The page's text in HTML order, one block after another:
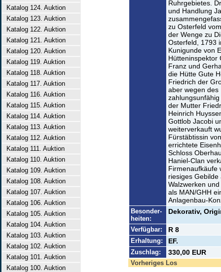
Katalog 124. Auktion
Katalog 123. Auktion
Katalog 122. Auktion
Katalog 121. Auktion
Katalog 120. Auktion
Katalog 119. Auktion
Katalog 118. Auktion
Katalog 117. Auktion
Katalog 116. Auktion
Katalog 115. Auktion
Katalog 114. Auktion
Katalog 113. Auktion
Katalog 112. Auktion
Katalog 111. Auktion
Katalog 110. Auktion
Katalog 109. Auktion
Katalog 108. Auktion
Katalog 107. Auktion
Katalog 106. Auktion
Katalog 105. Auktion
Katalog 104. Auktion
Katalog 103. Auktion
Katalog 102. Auktion
Katalog 101. Auktion
Katalog 100. Auktion
Ruhrgebietes.
und Handlung
zu Osterfeld
der Wenge zu
Osterfeld, 1793
Kunigunde von
Hütteninspektor
Franz und
die Hütte Gute
Friedrich der
aber wegen des
der Mutter
Heinrich
Gottlob Jacobi
weiterverkauft
Fürstäbtissin
errichtete
Schloss
Haniel-Clan
Firmenaufkäufe
riesiges
Walzwerken
als MAN/GHH
Anlagenbau-
Besonder-
heiten:
Dekorativ,
Verfügbar: R 8
Erhaltung: EF.
Zuschlag: 330,00 EUR
Vorheriges Los